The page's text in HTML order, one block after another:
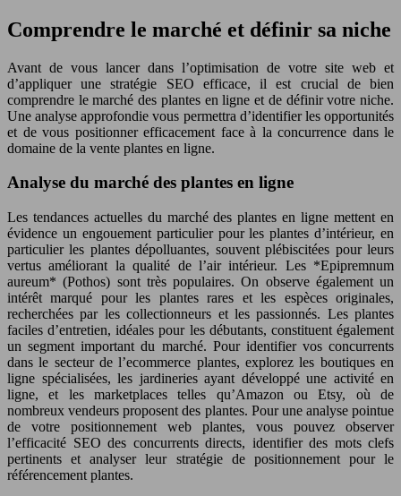
Comprendre le marché et définir sa niche
Avant de vous lancer dans l’optimisation de votre site web et
d’appliquer une stratégie SEO efficace, il est crucial de bien
comprendre le marché des plantes en ligne et de définir votre niche.
Une analyse approfondie vous permettra d’identifier les opportunités
et de vous positionner efficacement face à la concurrence dans le
domaine de la vente plantes en ligne.
Analyse du marché des plantes en ligne
Les tendances actuelles du marché des plantes en ligne mettent en
évidence un engouement particulier pour les plantes d’intérieur, en
particulier les plantes dépolluantes, souvent plébiscitées pour leurs
vertus améliorant la qualité de l’air intérieur. Les *Epipremnum
aureum* (Pothos) sont très populaires. On observe également un
intérêt marqué pour les plantes rares et les espèces originales,
recherchées par les collectionneurs et les passionnés. Les plantes
faciles d’entretien, idéales pour les débutants, constituent également
un segment important du marché. Pour identifier vos concurrents
dans le secteur de l’ecommerce plantes, explorez les boutiques en
ligne spécialisées, les jardineries ayant développé une activité en
ligne, et les marketplaces telles qu’Amazon ou Etsy, où de
nombreux vendeurs proposent des plantes. Pour une analyse pointue
de votre positionnement web plantes, vous pouvez observer
l’efficacité SEO des concurrents directs, identifier des mots clefs
pertinents et analyser leur stratégie de positionnement pour le
référencement plantes.